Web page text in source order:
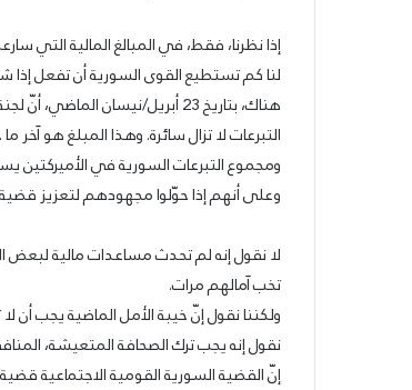
إذا نظرنا، فقط، في المبالغ المالية التي
لنا كم تستطيع القوى السورية أن تفعل إذا
هناك، بتاريخ 23 أبريل/نيسان
التبرعات لا تزال سائرة. وهذا المبلغ هو آخر
ومجموع التبرعات السورية في
وعلى أنهم إذا حوّلوا مجهودهم لتعزيز
لا نقول إنه لم تحدث مساعدات مالية لبعض
تخب آمالهم مرات.
ولكننا نقول إنّ خيبة الأمل الماضية يجب أن
نقول إنه يجب ترك الصحافة المتعيشة،
إنّ القضية السورية القومية الاجتماعية